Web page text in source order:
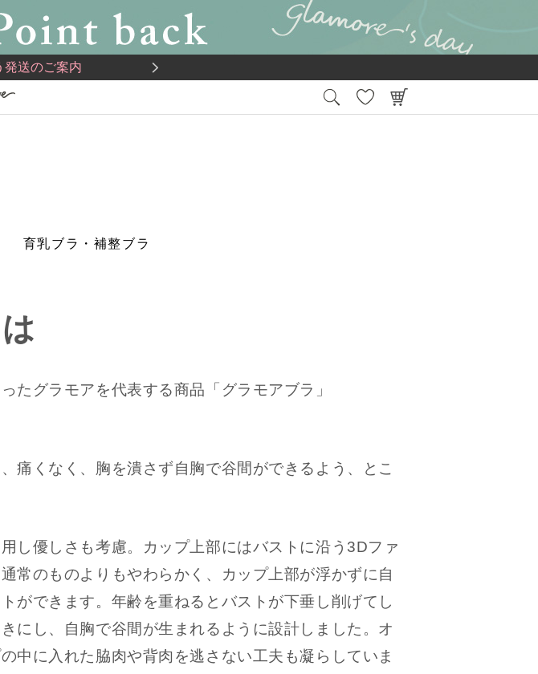
発送のご案内
育乳ブラ・補整ブラ
たグラモアを代表する商品「グラモアブラ」
痛くなく、胸を潰さず自胸で谷間ができるよう、とこ
し優しさも考慮。カップ上部にはバストに沿う3Dファ
常のものよりもやわらかく、カップ上部が浮かずに自
ができます。年齢を重ねるとバストが下垂し削げてし
にし、自胸で谷間が生まれるように設計しました。オ
中に入れた脇肉や背肉を逃さない工夫も凝らしていま